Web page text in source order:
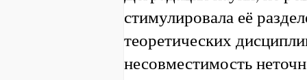
стимулировала её
теоретических
несовместимость